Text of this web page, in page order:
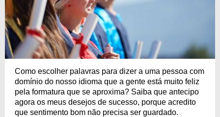
Como escolher palavras para dizer a uma pessoa com
domínio do nosso idioma que a gente está muito feliz
pela formatura que se aproxima? Saiba que antecipo
agora os meus desejos de sucesso, porque acredito
que sentimento bom não precisa ser guardado.